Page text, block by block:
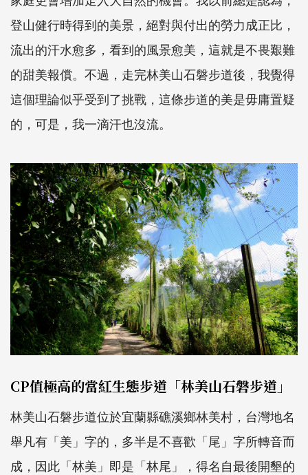
登山健行時得到的美景，絕對與付出的勞力成正比，
流出的汗水愈多，看到的風景愈美，這就是不畏艱難
的甜美報償。不過，走完林美山石磐步道後，我覺得
這個理論似乎受到了挑戰，這條步道的美是毋庸置疑
的，可是，我一滴汗也沒流。
CP值極高的當紅生態步道「林美山石磐步道」
林美山石磐步道位於宜蘭縣礁溪鄉林美村，台灣地名
舉凡有「美」字的，多半是不喜歡「尾」字所轉音而
成，因此「林美」即是「林尾」，得名自最後開墾的